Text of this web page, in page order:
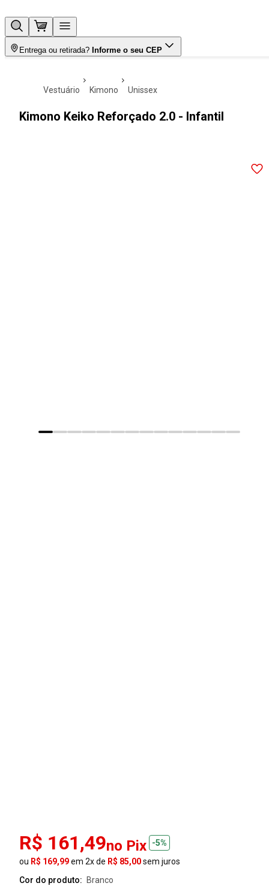
Entrega ou retirada? Informe o seu CEP
vestuário kimono unissex
Kimono Keiko Reforçado 2.0 - Infantil
R$ 161,49no Pix
-5%
ou R$ 169,99em 2x de R$ 85,00sem juros
Cor do produto:
branco